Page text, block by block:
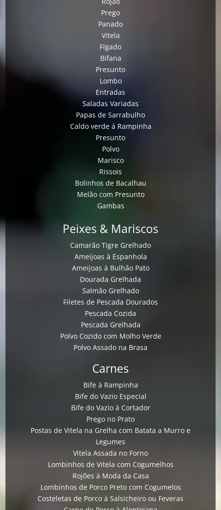
Prego
Panado
Vitela
Fígado
Bifana
Presunto
Lombo
Entradas
Saladas Variadas
Papas de Sarrabulho
Caldo verde á Rampinha
Presunto
Polvo
Marisco
Rissois
Bolinhos de Bacalhau
Melão com Presunto
Gambas
Peixes & Mariscos
Camarão Tigre Grelhado
Ameijoas à Espanhola
Ameijoas à Bulhão Pato
Dourada Grelhada
Salmão Grelhado
Filetes de Pescada Dourados
Pescada Cozida
Pescada Grelhada
Polvo Cozido com Molho Verde
Polvo Assado na Brasa
Carnes
Bife à Rampinha
Bife do Vazio Especial
Bife do Vazio à Cortador
Prego no Prato
Postas de Vitela na Grelha com Batata a Murro e
Legumes
Vitela Assada no Forno
Lombinhos de Vitela com Cogumelhos
Rojões à Moda da Casa
Lombinhos de Porco Preto com Cogumelos
Costeletas de Porco à Salsicheiro ou Feveras